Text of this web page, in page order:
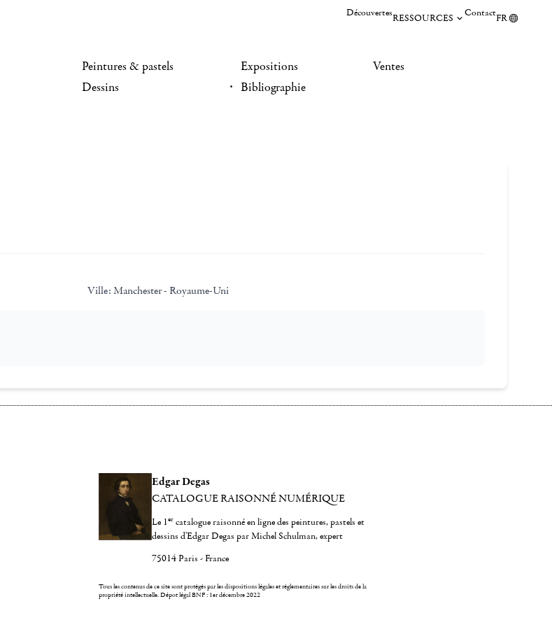
DécouvertesRESSOURCES ContactFR
Peintures & pastels
Dessins
Expositions
Bibliographie
Ventes
Ville: Manchester - Royaume-Uni
Edgar Degas
CATALOGUE RAISONNÉ NUMÉRIQUE
Le 1er catalogue raisonné en ligne des peintures, pastels et
dessins d'Edgar Degas par Michel Schulman, expert
75014 Paris - France
Tous les contenus de ce site sont protégés par les dispositions légales et réglementaires sur les droits de la
propriété intellectuelle.Dépot légal BNF : 1er décembre 2022